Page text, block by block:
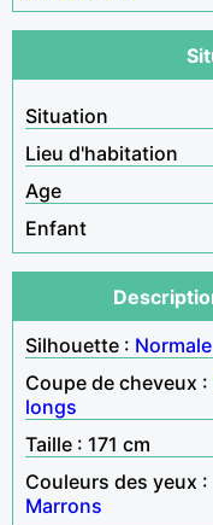
Situation
Lieu d'habitation
Age
Enfant
Silhouette : Normale
Coupe de cheveux :
longs
Taille : 171 cm
Couleurs des yeux :
Marrons